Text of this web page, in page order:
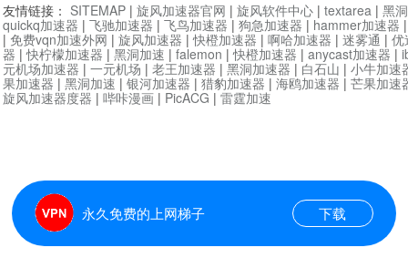
永久免费的上网梯子 下载
友情链接： SITEMAP | 旋风加速器官网 | 旋风软件中心 | textarea | 黑
quickq加速器 | 飞驰加速器 | 飞鸟加速器 | 狗急加速器 | hammer加速器
| 免费vqn加速外网 | 旋风加速器 |快橙加速器 | 啊哈加速器 | 迷雾通 | 优
器 |快柠檬加速器 | 黑洞加速 | falemon |快橙加速器 | anycast加速器 |
元机场加速器 | 一元机场 | 老王加速器 | 黑洞加速器 | 白石山 | 小牛加速
果加速器 | 黑洞加速 | 银河加速器 | 猎豹加速器 | 海鸥加速器 | 芒果加速
旋风加速器度器 | 哔咔漫画 | PicACG | 雷霆加速